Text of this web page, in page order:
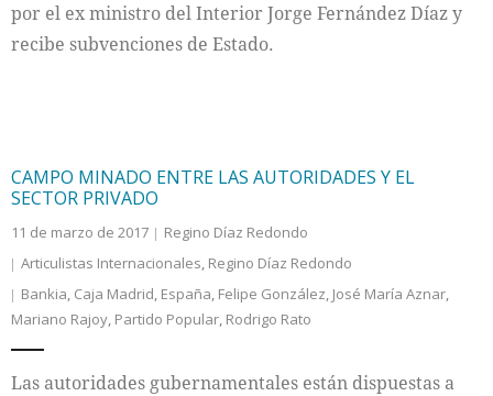
por el ex ministro del Interior Jorge Fernández Díaz y
recibe subvenciones de Estado.
CAMPO MINADO ENTRE LAS AUTORIDADES Y EL
SECTOR PRIVADO
11 de marzo de 2017
Regino Díaz Redondo
Articulistas Internacionales, Regino Díaz Redondo
Bankia, Caja Madrid, España, Felipe González, José María Aznar,
Mariano Rajoy, Partido Popular, Rodrigo Rato
Las autoridades gubernamentales están dispuestas a